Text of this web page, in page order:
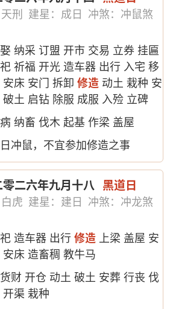
刑 建星：成日
冲煞：冲鼠煞
纳采 订盟 开市 交易 立券 挂匾
祈福 开光 造车器 出行 入宅 移
安床 安门 拆卸修造 动土 栽种 安
破土 启钻 除服 成服 入殓 立碑
纳畜 伐木 起基 作梁 盖屋
冲鼠，不宜参加修造之事
二六年九月十八 黑道日
虎 建星：建日
冲煞：冲龙煞
造车器 出行修造 上梁 盖屋 安
安床 造畜稠 教牛马
财 开仓 动土 破土 安葬 行丧 伐
开渠 栽种